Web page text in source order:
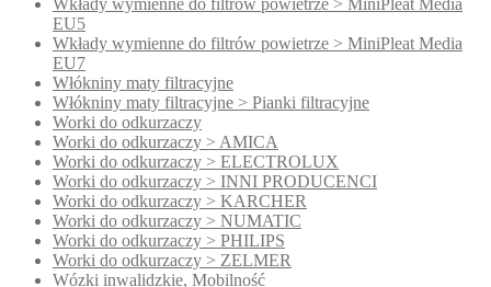
Wkłady wymienne do filtrów powietrze > MiniPleat Media
EU5
Wkłady wymienne do filtrów powietrze > MiniPleat Media
EU7
Włókniny maty filtracyjne
Włókniny maty filtracyjne > Pianki filtracyjne
Worki do odkurzaczy
Worki do odkurzaczy > AMICA
Worki do odkurzaczy > ELECTROLUX
Worki do odkurzaczy > INNI PRODUCENCI
Worki do odkurzaczy > KARCHER
Worki do odkurzaczy > NUMATIC
Worki do odkurzaczy > PHILIPS
Worki do odkurzaczy > ZELMER
Wózki inwalidzkie, Mobilność